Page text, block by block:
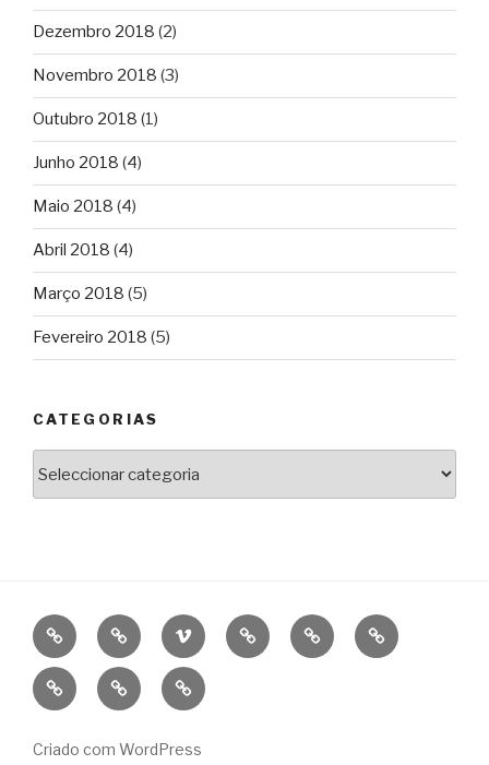
Dezembro 2018 (2)
Novembro 2018 (3)
Outubro 2018 (1)
Junho 2018 (4)
Maio 2018 (4)
Abril 2018 (4)
Março 2018 (5)
Fevereiro 2018 (5)
CATEGORIAS
BIO CINEMAVIMEO WORKSHOPSFESTIVAIS
DE
CINE
OFICINA
IMPERFEITA
NEWS CONTACT
Criado com WordPress